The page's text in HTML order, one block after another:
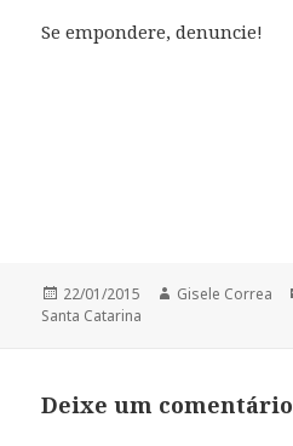
Se empondere, denuncie!
Publicado
em
22/01/2015 Autor
Gisele Correa
Santa Catarina
Deixe um comentário